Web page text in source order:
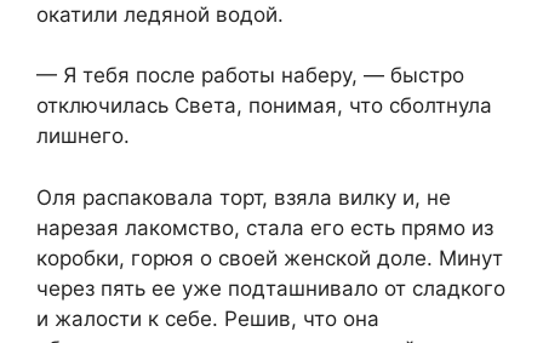
окатили ледяной водой.
— Я тебя после работы наберу, — быстро
отключилась Света, понимая, что сболтнула
лишнего.
Оля распаковала торт, взяла вилку и, не
нарезая лакомство, стала его есть прямо из
коробки, горюя о своей женской доле. Минут
через пять ее уже подташнивало от сладкого
и жалости к себе. Решив, что она